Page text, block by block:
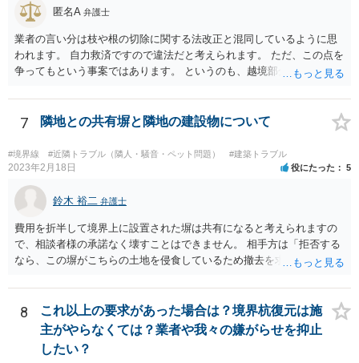
匿名A 弁護士
業者の言い分は枝や根の切除に関する法改正と混同しているように思
われます。 自力救済ですので違法だと考えられます。 ただ、この点を
争ってもという事案ではあります。 というのも、越境部分の解消に関
業者が費用負担を求めない場合は、経済的に見て得と評価できる面が
あるからです。 売主・隣地所有者・ご自身で現場と事実関係を確認し
微々たるものになってしまうかと思います）
7 隣地との共有塀と隣地の建設物について
#境界線 #近隣トラブル（隣人・騒音・ペット問題） #建築トラブル
2023年2月18日 役にたった 5
鈴木 裕二 弁護士
費用を折半して境界上に設置された塀は共有になると考えられますの
で、相談者様の承諾なく壊すことはできません。 相手方は「拒否する
なら、この塀がこちらの土地を侵食しているため撤去を求める手続き
ているわけですから、相談者様の同意なく塀の撤去を求めることは法
的には難しいように思われます。 また、「隣地（相談者様）の許可」
というのが何の許可を示しているのか判然としませんが、一般に、高
層建築物の建築確認を得る際は、近隣住民と協議してその建築に関し
同意を得るよう行政指導が行われておりますので、（推測になってし
8
これ以上の要求があった場合は？境界杭復元は施
主がやらなくては？業者や我々の嫌がらせを抑止
したい？